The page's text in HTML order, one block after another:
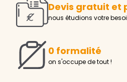
Devis gratuit et
nous étudions votre
0 formalité
on s'occupe de tout !